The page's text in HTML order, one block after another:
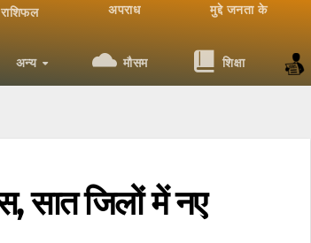
राशिफल अपराध मुद्दे जनता के
अन्य मौसम शिक्षा
सात जिलों में नए